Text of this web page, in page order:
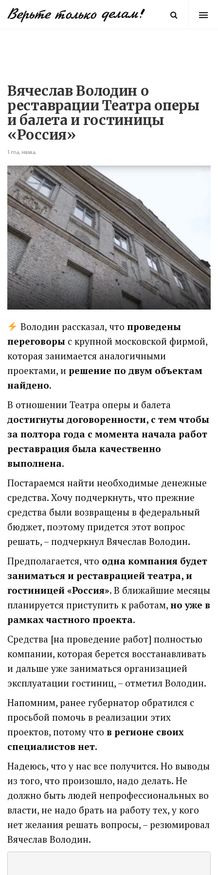
Вячеслав Володин о
реставрации Театра оперы
и балета и гостиницы
«Россия»
1 год назад
Володин рассказал, что проведены
переговоры с крупной московской фирмой,
которая занимается аналогичными
проектами, и решение по двум объектам
найдено.
В отношении Театра оперы и балета
достигнуты договоренности, с тем чтобы
за полтора года с момента начала работ
реставрация была качественно
выполнена.
Постараемся найти необходимые денежные
средства. Хочу подчеркнуть, что прежние
средства были возвращены в федеральный
бюджет, поэтому придется этот вопрос
решать, – подчеркнул Вячеслав Володин.
Предполагается, что одна компания будет
заниматься и реставрацией театра, и
гостиницей «Россия». В ближайшие месяцы
планируется приступить к работам, но уже в
рамках частного проекта.
Средства [на проведение работ] полностью
компании, которая берется восстанавливать
и дальше уже заниматься организацией
эксплуатации гостиниц, – отметил Володин.
Напомним, ранее губернатор обратился с
просьбой помочь в реализации этих
проектов, потому что в регионе своих
специалистов нет.
Надеюсь, что у нас все получится. Но выводы
из того, что произошло, надо делать. Не
должно быть людей непрофессиональных во
власти, не надо брать на работу тех, у кого
нет желания решать вопросы, – резюмировал
Вячеслав Володин.